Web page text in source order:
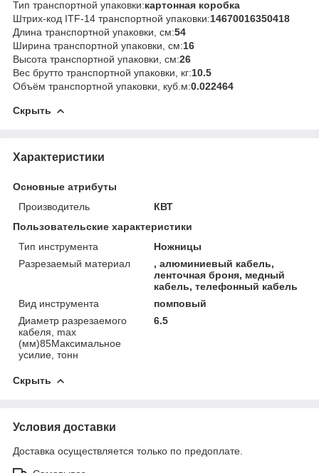
Тип транспортной упаковки:картонная коробка
Штрих-код ITF-14 транспортной упаковки:14670016350418
Длина транспортной упаковки, см:54
Ширина транспортной упаковки, см:16
Высота транспортной упаковки, см:26
Вес брутто транспортной упаковки, кг:10.5
Объём транспортной упаковки, куб.м:0.022464
Скрыть
Характеристики
Основные атрибуты
Производитель
КВТ
Пользовательские характеристики
Тип инструмента
Ножницы
Разрезаемый материал
, алюминиевый кабель,
ленточная броня, медный
кабель, телефонный кабель
Вид инструмента
помповый
Диаметр разрезаемого
кабеля, max
(мм)85Максимальное
усилие, тонн
6.5
Скрыть
Условия доставки
Доставка осуществляется только по предоплате.